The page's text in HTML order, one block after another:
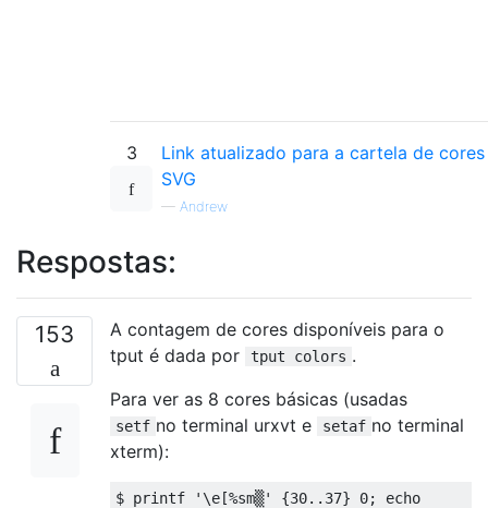
3
Link atualizado para a cartela de cores
SVG
— Andrew
Respostas:
153
A contagem de cores disponíveis para o
tput é dada por
tput colors .
Para ver as 8 cores básicas (usadas
setf no terminal urxvt e setaf no terminal
xterm):
$ printf '\e[%sm▒' {30. . 37} 0;